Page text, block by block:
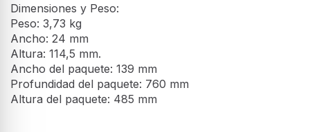
Dimensiones y Peso:
Peso: 3,73 kg
Ancho: 24 mm
Altura: 114,5 mm.
Ancho del paquete: 139 mm
Profundidad del paquete: 760 mm
Altura del paquete: 485 mm